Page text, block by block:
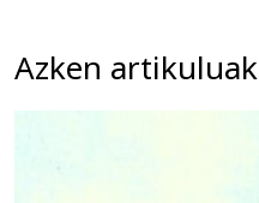
Azken artikuluak